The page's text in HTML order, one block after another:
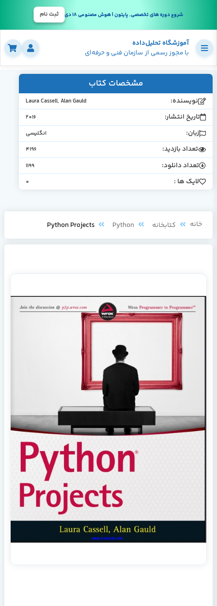
شروع دوره های تخصصی, پایتون | هوش مصنوعی 18 دی ثبت نام
آموزشگاه تحلیل‌داده
با مجوز رسمی از سازمان فنی و حرفه‌ای
مشخصات کتاب
نویسنده: Laura Cassell, Alan Gauld
تاریخ انتشار: 2016
زبان: انگلیسی
تعداد بازدید: 4196
تعداد دانلود: 1199
لایک ها : 0
خانه کتابخانه Python
Python Projects